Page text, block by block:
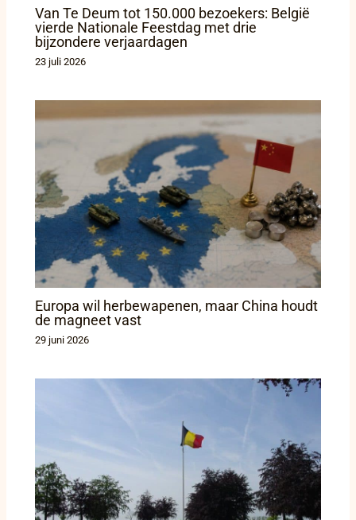
Van Te Deum tot 150.000 bezoekers: België
vierde Nationale Feestdag met drie
bijzondere verjaardagen
23 juli 2026
Europa wil herbewapenen, maar China houdt
de magneet vast
29 juni 2026